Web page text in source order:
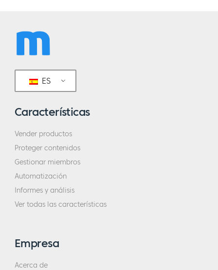
ES
Características
Vender productos
Proteger contenidos
Gestionar miembros
Automatización
Informes y análisis
Ver todas las características
Empresa
Acerca de